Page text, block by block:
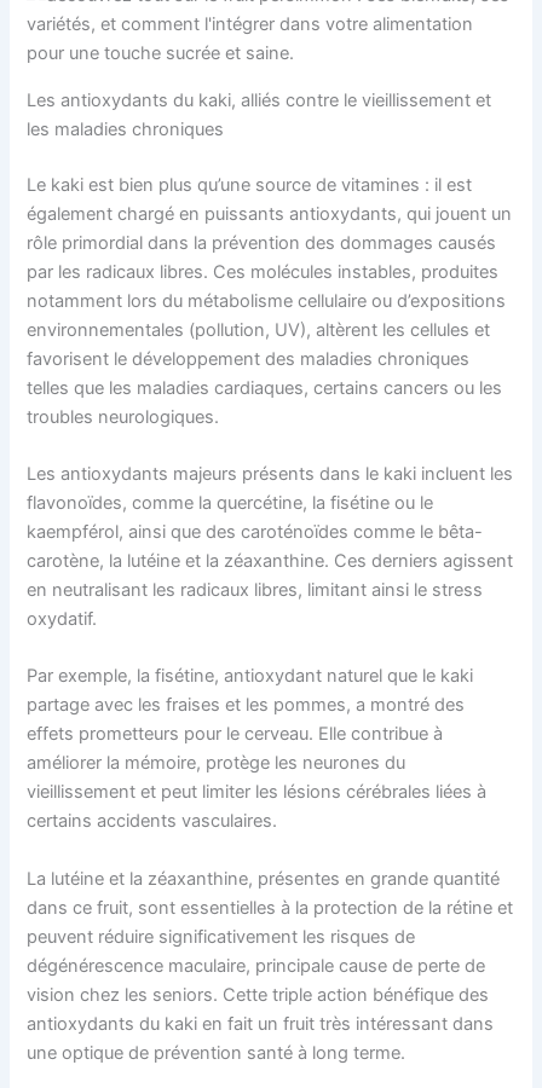
Les antioxydants du kaki, alliés contre le vieillissement et
les maladies chroniques
Le kaki est bien plus qu’une source de vitamines : il est
également chargé en puissants antioxydants, qui jouent un
rôle primordial dans la prévention des dommages causés
par les radicaux libres. Ces molécules instables, produites
notamment lors du métabolisme cellulaire ou d’expositions
environnementales (pollution, UV), altèrent les cellules et
favorisent le développement des maladies chroniques
telles que les maladies cardiaques, certains cancers ou les
troubles neurologiques.
Les antioxydants majeurs présents dans le kaki incluent les
flavonoïdes, comme la quercétine, la fisétine ou le
kaempférol, ainsi que des caroténoïdes comme le bêta-
carotène, la lutéine et la zéaxanthine. Ces derniers agissent
en neutralisant les radicaux libres, limitant ainsi le stress
oxydatif.
Par exemple, la fisétine, antioxydant naturel que le kaki
partage avec les fraises et les pommes, a montré des
effets prometteurs pour le cerveau. Elle contribue à
améliorer la mémoire, protège les neurones du
vieillissement et peut limiter les lésions cérébrales liées à
certains accidents vasculaires.
La lutéine et la zéaxanthine, présentes en grande quantité
dans ce fruit, sont essentielles à la protection de la rétine et
peuvent réduire significativement les risques de
dégénérescence maculaire, principale cause de perte de
vision chez les seniors. Cette triple action bénéfique des
antioxydants du kaki en fait un fruit très intéressant dans
une optique de prévention santé à long terme.